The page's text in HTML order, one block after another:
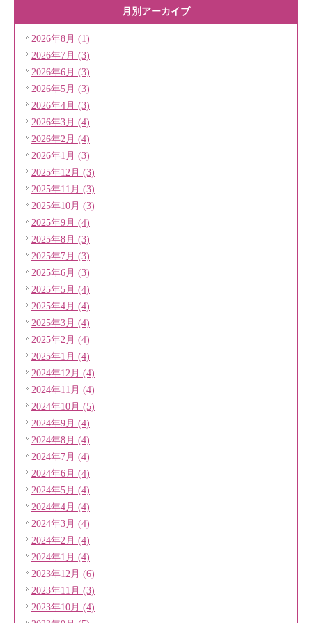
月別アーカイブ
2026年8月 (1)
2026年7月 (3)
2026年6月 (3)
2026年5月 (3)
2026年4月 (3)
2026年3月 (4)
2026年2月 (4)
2026年1月 (3)
2025年12月 (3)
2025年11月 (3)
2025年10月 (3)
2025年9月 (4)
2025年8月 (3)
2025年7月 (3)
2025年6月 (3)
2025年5月 (4)
2025年4月 (4)
2025年3月 (4)
2025年2月 (4)
2025年1月 (4)
2024年12月 (4)
2024年11月 (4)
2024年10月 (5)
2024年9月 (4)
2024年8月 (4)
2024年7月 (4)
2024年6月 (4)
2024年5月 (4)
2024年4月 (4)
2024年3月 (4)
2024年2月 (4)
2024年1月 (4)
2023年12月 (6)
2023年11月 (3)
2023年10月 (4)